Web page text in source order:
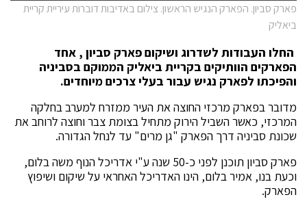
פארק סביון. הפארק הנגיש הראשון. צילום באדיבות דוברות עיריית קריית
ביאליק
החלו העבודות לשדרוג ושיקום פארק סביון , אחד
הפארקים הוותיקים בקריית ביאליק הממוקם בסביניה
והפיכתו לפארק נגיש עבור בעלי צרכים מיוחדים.
מדובר בפארק מרכזי החוצה את העיר ממזרח למערב בחלקה
המרכזי, כאשר השביל הירוק מתחיל בצומת צבר וחוצה לרוחב את
שכונת סביניה דרך הפארק "גן מרים" עד לנחל הגדורה.
פארק סביון תוכנן לפני כ-50 שנה ע"י אדריכל הנוף משה בלום,
וכעת בנו, אמיר בלום, הינו האדריכל האחראי על שיקום ושיפוץ
הפארק.